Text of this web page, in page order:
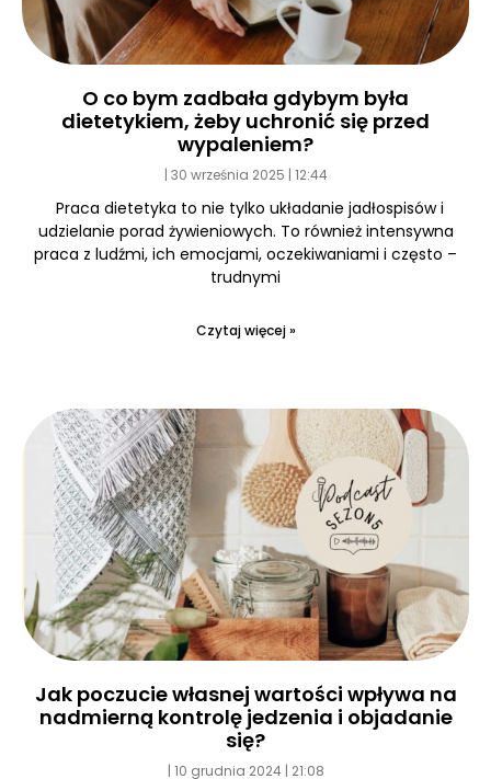
O co bym zadbała gdybym była
dietetykiem, żeby uchronić się przed
wypaleniem?
30 września 2025 12:44
Praca dietetyka to nie tylko układanie jadłospisów i
udzielanie porad żywieniowych. To również intensywna
praca z ludźmi, ich emocjami, oczekiwaniami i często –
trudnymi
Czytaj więcej »
Jak poczucie własnej wartości wpływa na
nadmierną kontrolę jedzenia i objadanie
się?
10 grudnia 2024 21:08